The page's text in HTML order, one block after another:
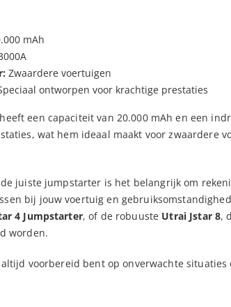
mAh
Zwaardere voertuigen
ontworpen voor krachtige prestaties
een capaciteit van 20.000 mAh en een
wat hem ideaal maakt voor zwaardere
juiste jumpstarter is het belangrijk om
bij jouw voertuig en
4 Jumpstarter, of de robuuste Utrai Jstar 8,
worden.
voorbereid bent op onverwachte